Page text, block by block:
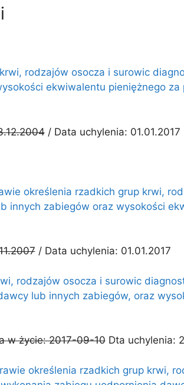
rodzajów osocza i surowic
ekwiwalentu pieniężnego za
/ Data uchylenia: 01.01.2017
określenia rzadkich grup krwi,
innych zabiegów oraz wysokości
/ Data uchylenia: 01.01.2017
rodzajów osocza i surowic
lub innych zabiegów, oraz
w życie: 2017-09-10Dta uchylenia:
określenia rzadkich grup krwi,